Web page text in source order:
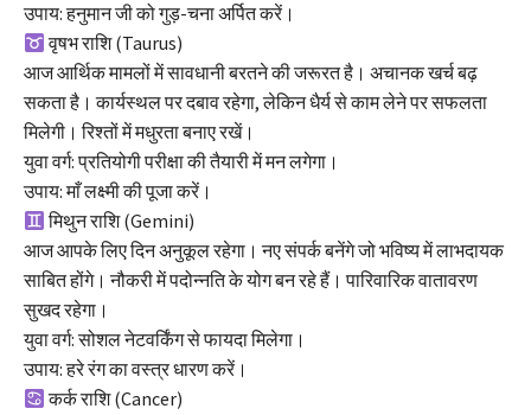
उपाय: हनुमान जी को गुड़-चना अर्पित करें।
वृषभ राशि (Taurus)
आज आर्थिक मामलों में सावधानी बरतने की जरूरत है। अचानक खर्च बढ़
सकता है। कार्यस्थल पर दबाव रहेगा, लेकिन धैर्य से काम लेने पर सफलता
मिलेगी। रिश्तों में मधुरता बनाए रखें।
युवा वर्ग: प्रतियोगी परीक्षा की तैयारी में मन लगेगा।
उपाय: माँ लक्ष्मी की पूजा करें।
मिथुन राशि (Gemini)
आज आपके लिए दिन अनुकूल रहेगा। नए संपर्क बनेंगे जो भविष्य में लाभदायक
साबित होंगे। नौकरी में पदोन्नति के योग बन रहे हैं। पारिवारिक वातावरण
सुखद रहेगा।
युवा वर्ग: सोशल नेटवर्किंग से फायदा मिलेगा।
उपाय: हरे रंग का वस्त्र धारण करें।
कर्क राशि (Cancer)